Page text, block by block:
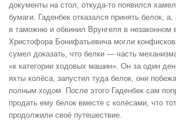
документы на стол, откуда-то появился
бумаги. Гаденбек отказался принять белок, а,
в таможню и обвинил Врунгеля в незаконном
Христофора Бонифатьевича могли
сумел доказать, что белки — часть
«к категории ходовых машин». Он за один
яхты колёса, запустил туда белок, они
полным ходом. После этого Гаденбек сам
продать ему белок вместе с колёсами, что
продолжили своё путешествие.